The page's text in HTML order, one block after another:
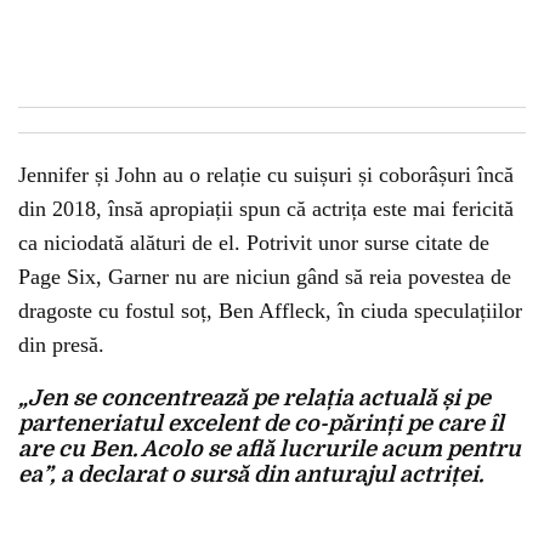
Jennifer și John au o relație cu suișuri și coborâșuri încă
din 2018, însă apropiații spun că actrița este mai fericită
ca niciodată alături de el. Potrivit unor surse citate de
Page Six, Garner nu are niciun gând să reia povestea de
dragoste cu fostul soț, Ben Affleck, în ciuda speculațiilor
din presă.
„Jen se concentrează pe relația actuală și pe
parteneriatul excelent de co-părinți pe care îl
are cu Ben. Acolo se află lucrurile acum pentru
ea”, a declarat o sursă din anturajul actriței.